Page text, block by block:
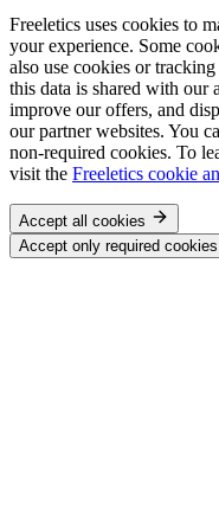
Freeletics uses cookies to
your experience. Some
also use cookies or
this data is shared with our
improve our offers, and
our partner websites. You
non-required cookies. To
visit the Freeletics cookie
Accept all cookies
Accept only required cookies